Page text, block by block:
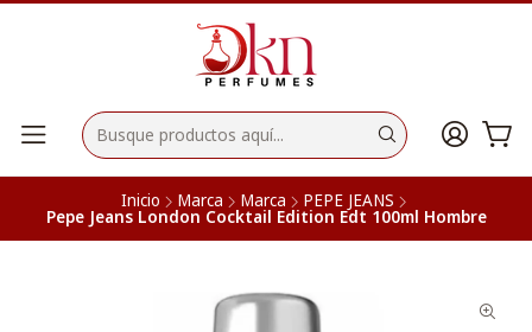
Inicio Marca Marca PEPE JEANS
Pepe Jeans London Cocktail Edition Edt 100ml Hombre